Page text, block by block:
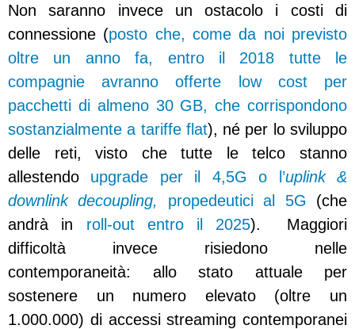
Non saranno invece un ostacolo i costi di
connessione (posto che, come da noi previsto
oltre un anno fa, entro il 2018 tutte le
compagnie avranno offerte low cost per
pacchetti di almeno 30 GB, che corrispondono
sostanzialmente a tariffe flat), né per lo sviluppo
delle reti, visto che tutte le telco stanno
allestendo upgrade per il 4,5G o l’uplink &
downlink decoupling, propedeutici al 5G (che
andrà in roll-out entro il 2025). Maggiori
difficoltà invece risiedono nelle
contemporaneità: allo stato attuale per
sostenere un numero elevato (oltre un
1.000.000) di accessi streaming contemporanei